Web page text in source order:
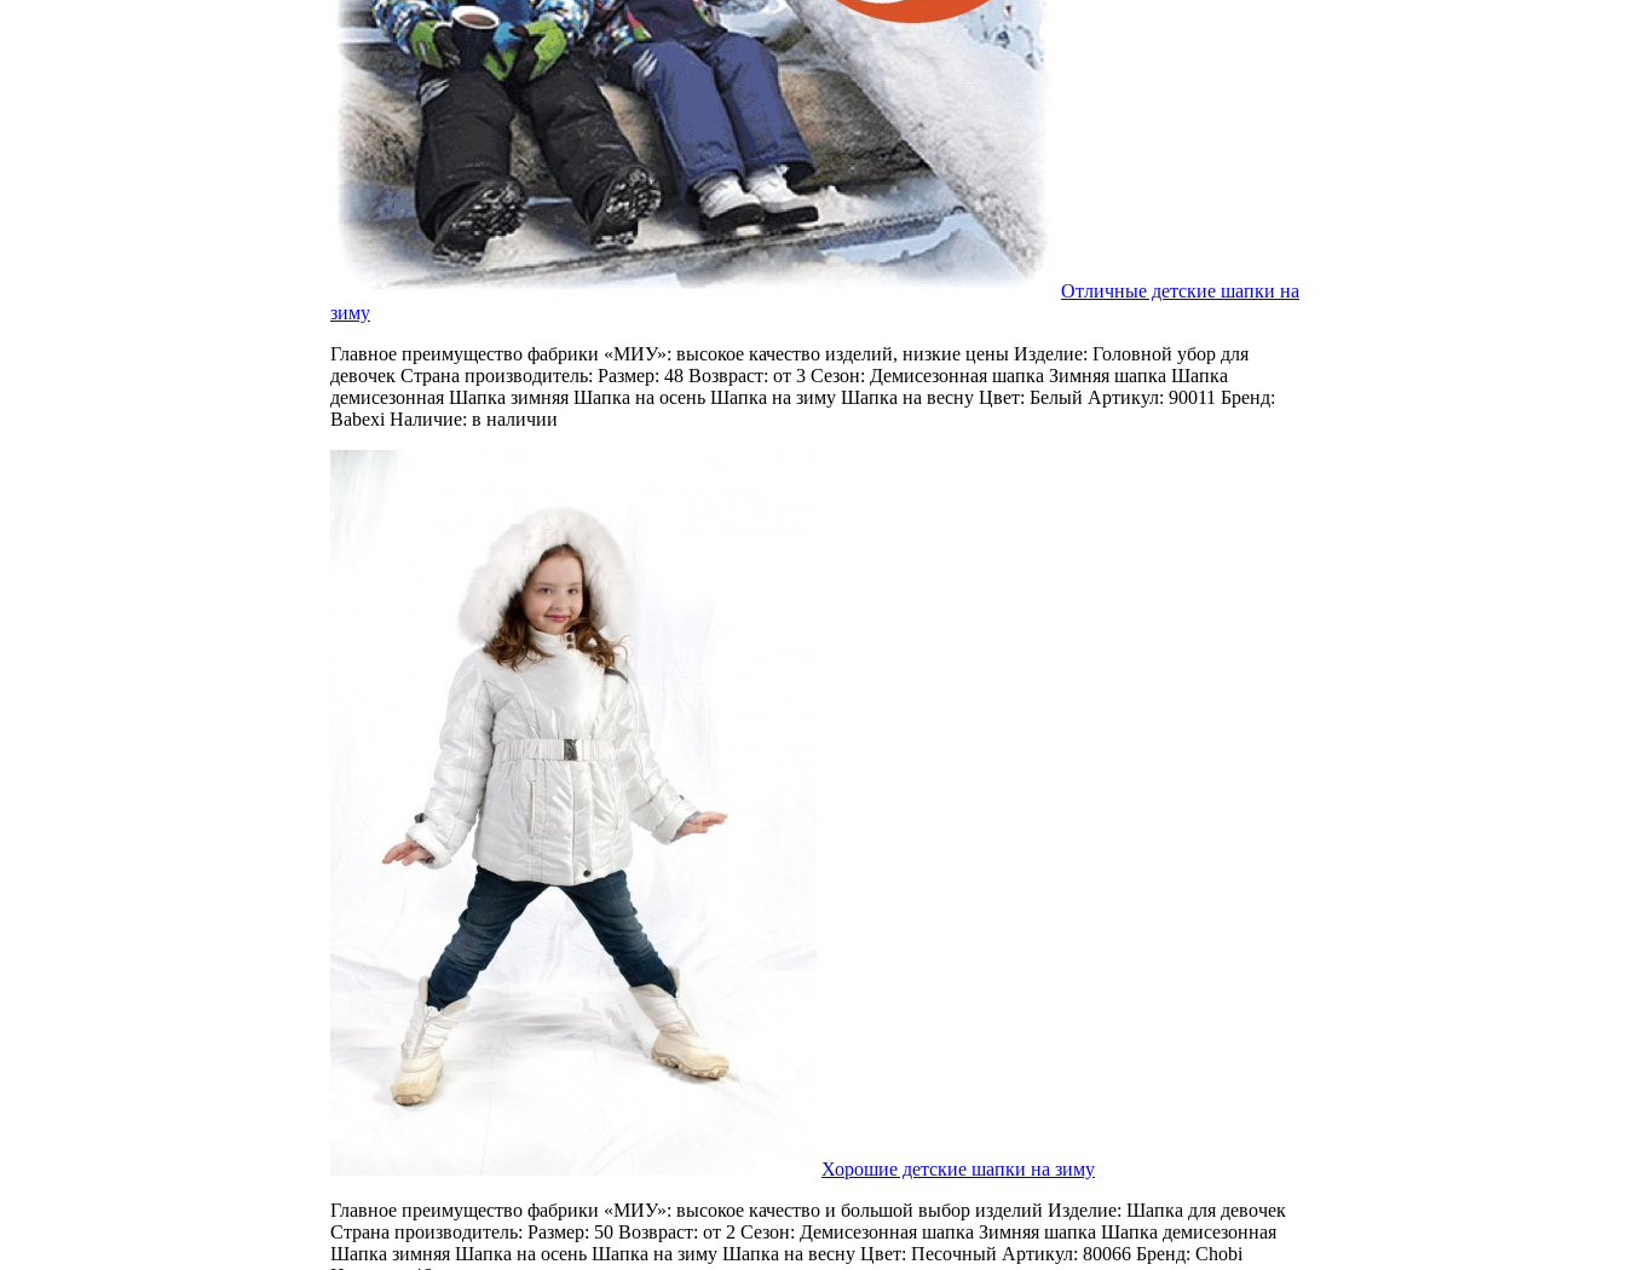
Отличные детские шапки на
зиму
Главное преимущество фабрики «МИУ»: высокое качество изделий, низкие цены Изделие: Головной убор для
девочек Страна производитель: Размер: 48 Возвраст: от 3 Сезон: Демисезонная шапка Зимняя шапка Шапка
демисезонная Шапка зимняя Шапка на осень Шапка на зиму Шапка на весну Цвет: Белый Артикул: 90011 Бренд:
Babexi Наличие: в наличии
Хорошие детские шапки на зиму
Главное преимущество фабрики «МИУ»: высокое качество и большой выбор изделий Изделие: Шапка для девочек
Страна производитель: Размер: 50 Возвраст: от 2 Сезон: Демисезонная шапка Зимняя шапка Шапка демисезонная
Шапка зимняя Шапка на осень Шапка на зиму Шапка на весну Цвет: Песочный Артикул: 80066 Бренд: Chobi